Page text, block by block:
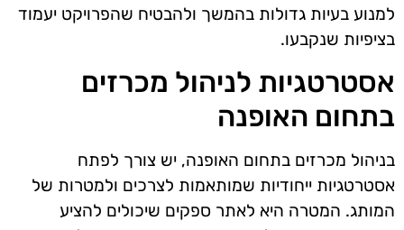
למנוע בעיות גדולות בהמשך ולהבטיח שהפרויקט יעמוד
בציפיות שנקבעו.
אסטרטגיות לניהול מכרזים
בתחום האופנה
בניהול מכרזים בתחום האופנה, יש צורך לפתח
אסטרטגיות ייחודיות שמותאמות לצרכים ולמטרות של
המותג. המטרה היא לאתר ספקים שיכולים להציע